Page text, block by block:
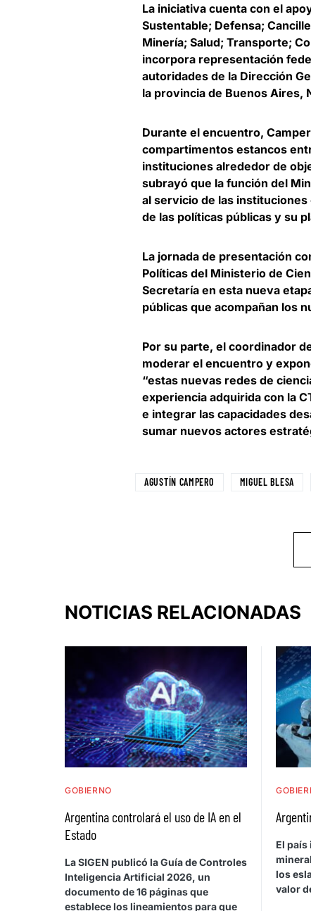
La iniciativa cuenta con el
Sustentable; Defensa;
Minería; Salud; Transporte;
incorpora representación
autoridades de la Dirección
la provincia de Buenos Aires,
Durante el encuentro,
compartimentos estancos
instituciones alrededor de
subrayó que la función del
al servicio de las
de las políticas públicas y su
La jornada de presentación
Políticas del Ministerio de
Secretaría en esta nueva
públicas que acompañan los
Por su parte, el coordinador
moderar el encuentro y
“estas nuevas redes de
experiencia adquirida con la
e integrar las capacidades
sumar nuevos actores
AGUSTÍN CAMPERO MIGUEL BLESA
NOTICIAS RELACIONADAS
GOBIERNO
Argentina controlará el uso de IA en el
Estado
La SIGEN publicó la Guía de Controles
Inteligencia Artificial 2026, un
documento de 16 páginas que
establece los lineamientos para que
El
los
valor